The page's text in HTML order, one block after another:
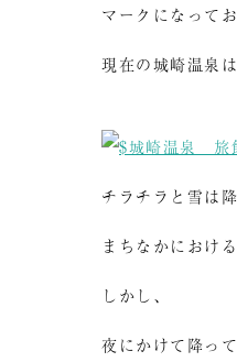
マークになって
現在の城崎温泉は
チラチラと雪は
まちなかにおけ
しかし、
夜にかけて降っ